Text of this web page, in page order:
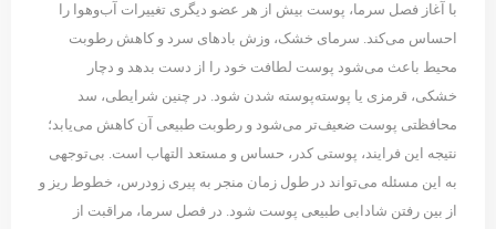
با آغاز فصل سرما، پوست بیش از هر عضو دیگری تغییرات آب‌وهوا را
احساس می‌کند. سرمای خشک، وزش بادهای سرد و کاهش رطوبت
محیط باعث می‌شود پوست لطافت خود را از دست بدهد و دچار
خشکی، قرمزی یا پوسته‌پوسته شدن شود. در چنین شرایطی، سد
محافظتی پوست ضعیف‌تر می‌شود و رطوبت طبیعی آن کاهش می‌یابد؛
نتیجه این فرایند، پوستی کدر، حساس و مستعد التهاب است. بی‌توجهی
به این مسئله می‌تواند در طول زمان منجر به پیری زودرس، خطوط ریز و
از بین رفتن شادابی طبیعی پوست شود. در فصل سرما، مراقبت از